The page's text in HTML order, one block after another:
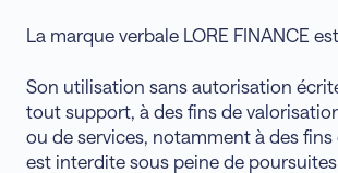
La marque verbale LORE FINANCE
Son utilisation sans autorisation
tout support, à des fins de
ou de services, notamment à des fins
est interdite sous peine de